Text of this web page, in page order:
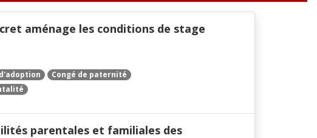
aménage les conditions de stage
Congé de paternité
parentales et familiales des